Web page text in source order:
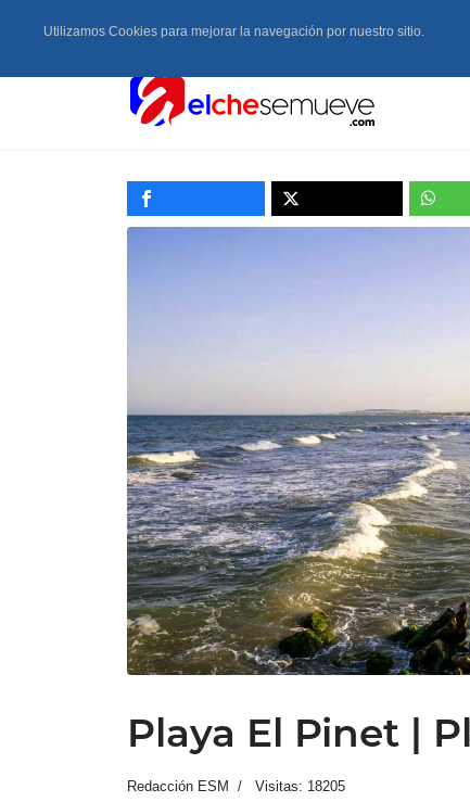
Playa El Pinet |
Redacción ESM Visitas: 18205
Utilizamos Cookies para mejorar la navegación por nuestro sitio.